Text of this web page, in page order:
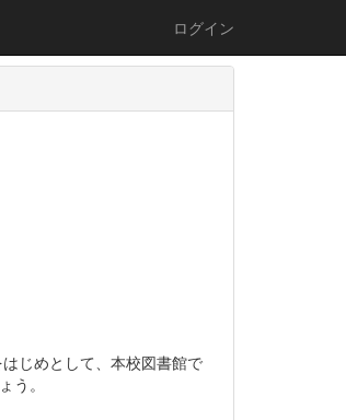
ログイン
じめとして、本校図書館で
。